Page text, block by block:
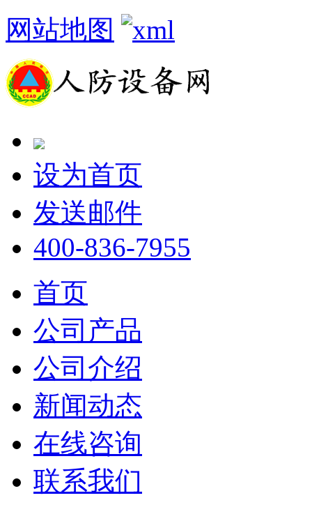
网站地图
设为首页
发送邮件
400-836-7955
首页
公司产品
公司介绍
新闻动态
在线咨询
联系我们